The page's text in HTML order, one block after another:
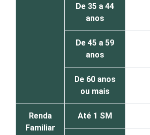
De 35 a 44
anos
De 45 a 59
anos
De 60 anos
ou mais
Renda
Familiar
Até 1 SM